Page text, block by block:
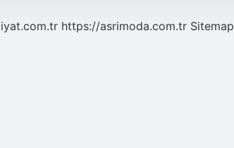
https://asrimoda.com.tr Sitemap